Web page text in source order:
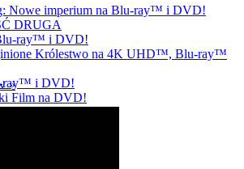
Nowe imperium na Blu-ray™ i DVD!
DRUGA
ray™ i DVD!
Królestwo na 4K UHD™, Blu-ray™
ray™ i DVD!
Film na DVD!
»